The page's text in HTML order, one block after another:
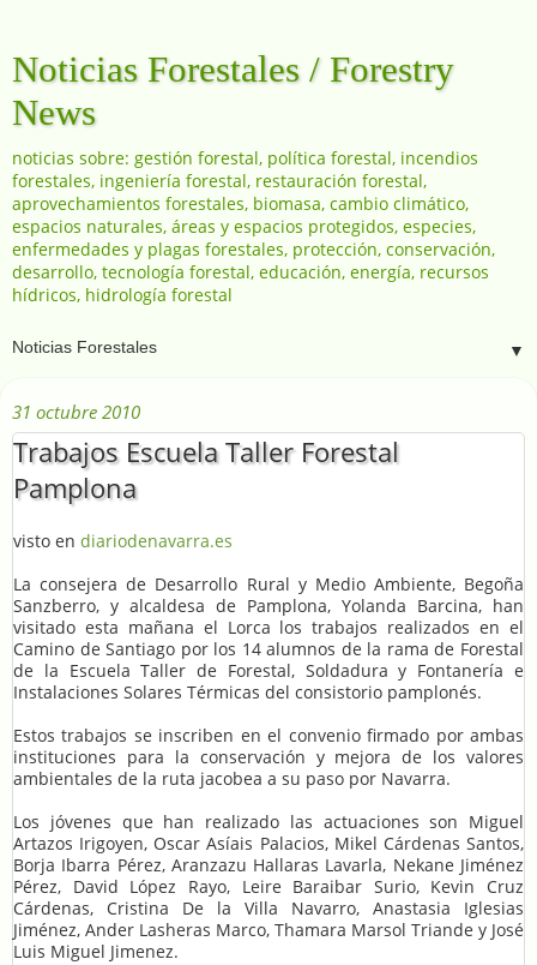
Noticias Forestales / Forestry
News
noticias sobre: gestión forestal, política forestal, incendios
forestales, ingeniería forestal, restauración forestal,
aprovechamientos forestales, biomasa, cambio climático,
espacios naturales, áreas y espacios protegidos, especies,
enfermedades y plagas forestales, protección, conservación,
desarrollo, tecnología forestal, educación, energía, recursos
hídricos, hidrología forestal
▼
31 octubre 2010
Trabajos Escuela Taller Forestal
Pamplona
visto en diariodenavarra.es
La consejera de Desarrollo Rural y Medio Ambiente, Begoña
Sanzberro, y alcaldesa de Pamplona, Yolanda Barcina, han
visitado esta mañana el Lorca los trabajos realizados en el
Camino de Santiago por los 14 alumnos de la rama de Forestal
de la Escuela Taller de Forestal, Soldadura y Fontanería e
Instalaciones Solares Térmicas del consistorio pamplonés.
Estos trabajos se inscriben en el convenio firmado por ambas
instituciones para la conservación y mejora de los valores
ambientales de la ruta jacobea a su paso por Navarra.
Los jóvenes que han realizado las actuaciones son Miguel
Artazos Irigoyen, Oscar Asíais Palacios, Mikel Cárdenas Santos,
Borja Ibarra Pérez, Aranzazu Hallaras Lavarla, Nekane Jiménez
Pérez, David López Rayo, Leire Baraibar Surio, Kevin Cruz
Cárdenas, Cristina De la Villa Navarro, Anastasia Iglesias
Jiménez, Ander Lasheras Marco, Thamara Marsol Triande y José
Luis Miguel Jimenez.